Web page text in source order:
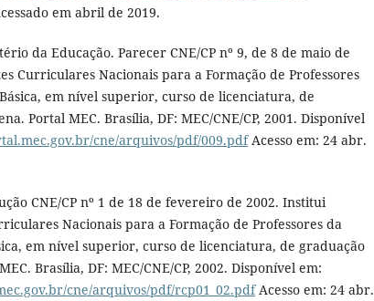
em abril de 2019.
da Educação. Parecer CNE/CP nº 9, de 8 de maio de
Curriculares Nacionais para a Formação de Professores
em nível superior, curso de licenciatura, de
Portal MEC. Brasília, DF: MEC/CNE/CP, 2001. Disponível
cne/arquivos/pdf/009.pdfAcesso em: 24 abr.
CNE/CP nº 1 de 18 de fevereiro de 2002. Institui
Nacionais para a Formação de Professores da
em nível superior, curso de licenciatura, de graduação
Brasília, DF: MEC/CNE/CP, 2002. Disponível em:
cne/arquivos/pdf/rcp01_02.pdfAcesso em: 24 abr.